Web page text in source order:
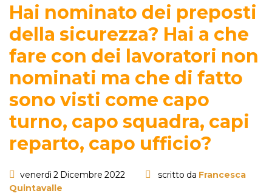
CONTATTACI
Questionario
Blog e info
FAQ
Hai nominato dei preposti
della sicurezza? Hai a che
fare con dei lavoratori non
nominati ma che di fatto
sono visti come capo
turno, capo squadra, capi
reparto, capo ufficio?
venerdì 2 Dicembre 2022 scritto da Francesca
Quintavalle